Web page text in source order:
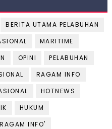
BERITA UTAMA PELABUHAN
MARITIME
OPINI
PELABUHAN
RAGAM INFO
HOTNEWS
HUKUM
RAGAM INFO'